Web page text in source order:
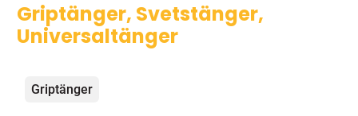
Griptänger, Svetstänger,
Universaltänger
Kategorier
Griptänger